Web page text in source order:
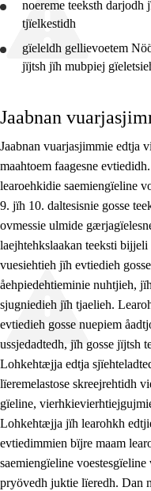
noereme teeksth darjodh
tjïelkestidh
gïeleldh gellievoetem
jïjtsh jïh mubpiej
Jaabnan
Jaabnan vuarjasjimmie edtja
maahtoem faagesne
learoehkidie saemiengïeline
9. jïh 10. daltesisnie gosse
ovmessie ulmide
laejhtehkslaakan teeksti
vuesiehtieh jïh evtiedieh
åehpiedehtieminie nuhtjieh,
sjugniedieh jïh tjaelieh.
evtiedieh gosse nuepiem
ussjedadtedh, jïh gosse jïjtsh
Lohkehtæjja edtja
lïeremelastose skreejrehtidh
gïeline,
Lohkehtæjja jïh learohkh
evtiedimmien bïjre maam
saemiengïeline
pryövedh juktie lïeredh. Dan